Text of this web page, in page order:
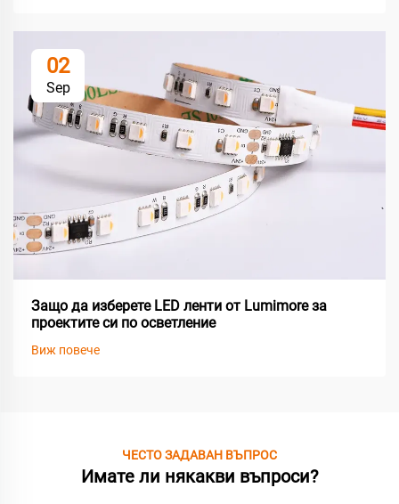
02
Sep
Защо да изберете LED ленти от Lumimore за
проектите си по осветление
Виж повече
ЧЕСТО ЗАДАВАН ВЪПРОС
Имате ли някакви въпроси?